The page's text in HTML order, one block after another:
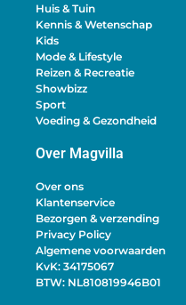
Huis & Tuin
Kennis & Wetenschap
Kids
Mode & Lifestyle
Reizen & Recreatie
Showbizz
Sport
Voeding & Gezondheid
Over Magvilla
Over ons
Klantenservice
Bezorgen & verzending
Privacy Policy
Algemene voorwaarden
KvK: 34175067
BTW: NL810819946B01